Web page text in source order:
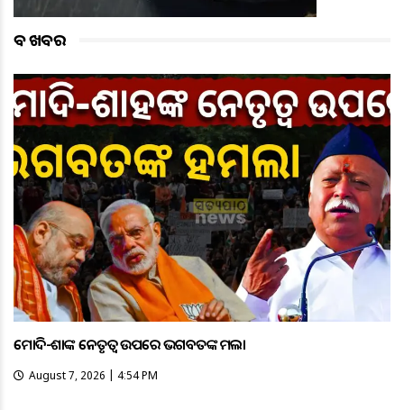
ବଡ ଖବର
ମୋଦି-ଶାହଙ୍କ ନେତୃତ୍ୱ ଉପରେ ଭଗବତଙ୍କ ହମଲା
August 7, 2026 | 4:54 PM